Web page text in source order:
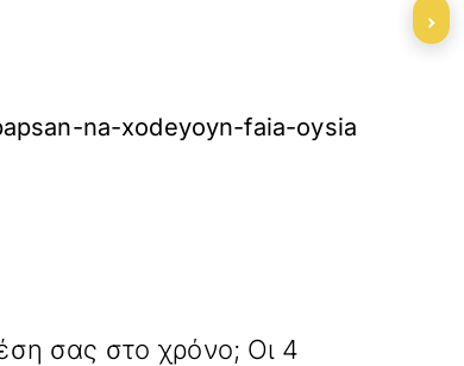
na-xodeyoyn-faia-oysia
σας στο χρόνο; Οι 4
›